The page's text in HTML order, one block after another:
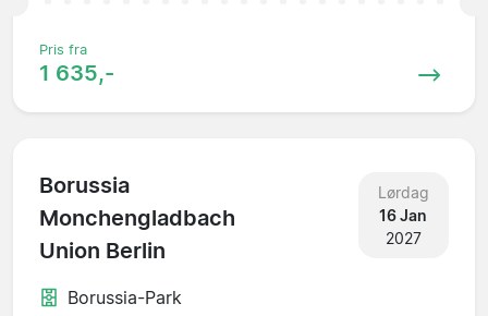
Pris fra
1 635,-
Borussia
Monchengladbach
Union Berlin
Lørdag
16 Jan
2027
Borussia-Park